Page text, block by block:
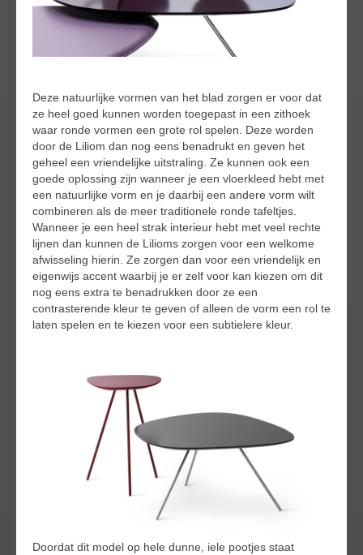
Deze natuurlijke vormen van het blad zorgen er voor dat
ze heel goed kunnen worden toegepast in een zithoek
waar ronde vormen een grote rol spelen. Deze worden
door de Liliom dan nog eens benadrukt en geven het
geheel een vriendelijke uitstraling. Ze kunnen ook een
goede oplossing zijn wanneer je een vloerkleed hebt met
een natuurlijke vorm en je daarbij een andere vorm wilt
combineren als de meer traditionele ronde tafeltjes.
Wanneer je een heel strak interieur hebt met veel rechte
lijnen dan kunnen de Lilioms zorgen voor een welkome
afwisseling hierin. Ze zorgen dan voor een vriendelijk en
eigenwijs accent waarbij je er zelf voor kan kiezen om dit
nog eens extra te benadrukken door ze een
contrasterende kleur te geven of alleen de vorm een rol te
laten spelen en te kiezen voor een subtielere kleur.
Doordat dit model op hele dunne, iele pootjes staat